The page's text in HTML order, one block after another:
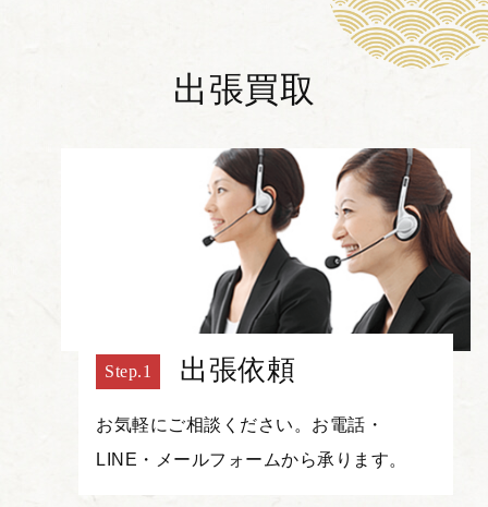
出張買取
出張依頼
お気軽にご相談ください。お電話・
LINE・メールフォームから承ります。